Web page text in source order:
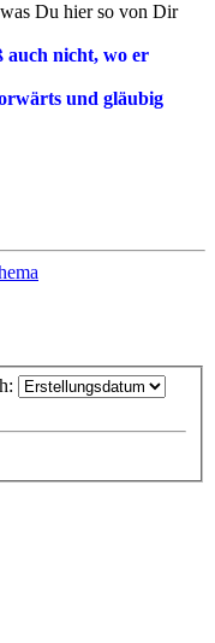
Du hier so von Dir
auch nicht, wo er
und gläubig